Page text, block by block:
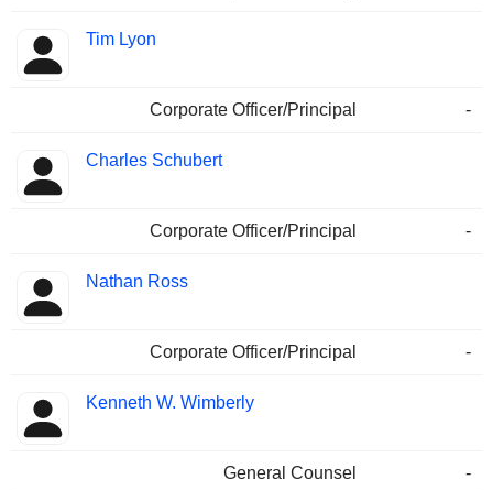
Tim Lyon
Corporate Officer/Principal -
Charles Schubert
Corporate Officer/Principal -
Nathan Ross
Corporate Officer/Principal -
Kenneth W. Wimberly
General Counsel -